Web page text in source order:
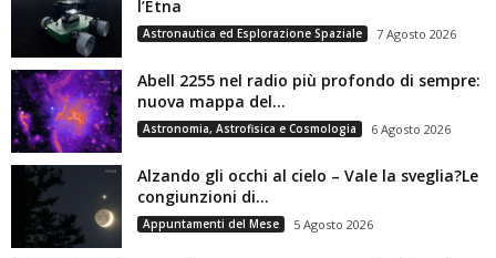
l’Etna
Astronautica ed Esplorazione Spaziale 7 Agosto 2026
Abell 2255 nel radio più profondo di sempre:
nuova mappa del...
Astronomia, Astrofisica e Cosmologia 6 Agosto 2026
Alzando gli occhi al cielo – Vale la sveglia?Le
congiunzioni di...
Appuntamenti del Mese 5 Agosto 2026